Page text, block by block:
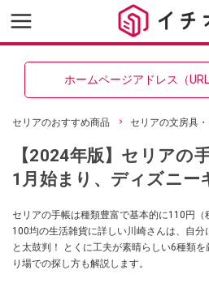
ホームページアドレス（
セリアのおすすめ商品 セリアの文房具
【2024年版】セリアの
1月始まり、ディズニ
セリアの手帳は種類豊富で基本的に110円
100均の生活雑貨に詳しい川崎さんは、自
と太鼓判！ とくに工夫が素晴らしい6種類
り場での探し方も解説します。